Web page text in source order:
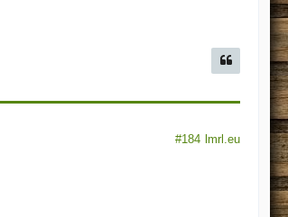
#184 lmrl.eu